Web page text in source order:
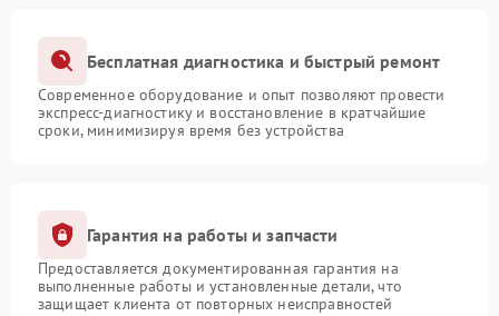
Бесплатная диагностика и быстрый ремонт
Современное оборудование и опыт позволяют провести
экспресс-диагностику и восстановление в кратчайшие
сроки, минимизируя время без устройства
Гарантия на работы и запчасти
Предоставляется документированная гарантия на
выполненные работы и установленные детали, что
защищает клиента от повторных неисправностей